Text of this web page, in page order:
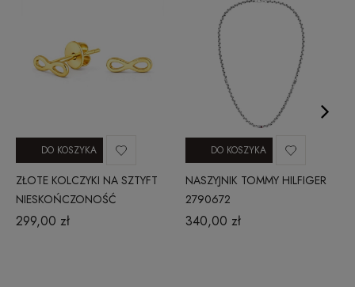
ZŁOTE KOLCZYKI NA SZTYFT
NIESKOŃCZONOŚĆ
1605202341
299,00 zł
DO KOSZYKA
NASZYJNIK TOMMY HILFIGER
2790672
340,00 zł
DO KOSZYKA